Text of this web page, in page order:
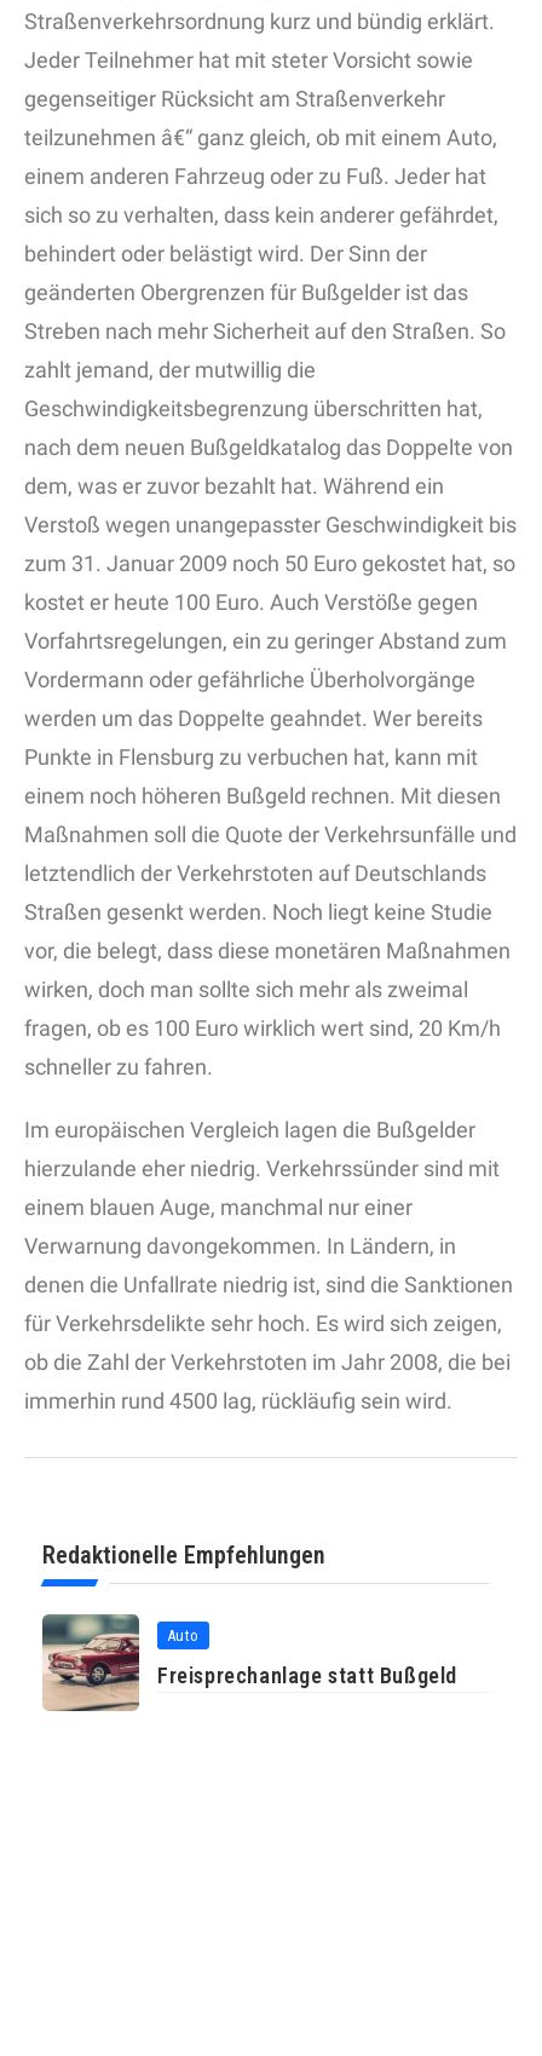
Straßenverkehrsordnung kurz und bündig erklärt.
Jeder Teilnehmer hat mit steter Vorsicht sowie
gegenseitiger Rücksicht am Straßenverkehr
teilzunehmen â€“ ganz gleich, ob mit einem Auto,
einem anderen Fahrzeug oder zu Fuß. Jeder hat
sich so zu verhalten, dass kein anderer gefährdet,
behindert oder belästigt wird. Der Sinn der
geänderten Obergrenzen für Bußgelder ist das
Streben nach mehr Sicherheit auf den Straßen. So
zahlt jemand, der mutwillig die
Geschwindigkeitsbegrenzung überschritten hat,
nach dem neuen Bußgeldkatalog das Doppelte von
dem, was er zuvor bezahlt hat. Während ein
Verstoß wegen unangepasster Geschwindigkeit bis
zum 31. Januar 2009 noch 50 Euro gekostet hat, so
kostet er heute 100 Euro. Auch Verstöße gegen
Vorfahrtsregelungen, ein zu geringer Abstand zum
Vordermann oder gefährliche Überholvorgänge
werden um das Doppelte geahndet. Wer bereits
Punkte in Flensburg zu verbuchen hat, kann mit
einem noch höheren Bußgeld rechnen. Mit diesen
Maßnahmen soll die Quote der Verkehrsunfälle und
letztendlich der Verkehrstoten auf Deutschlands
Straßen gesenkt werden. Noch liegt keine Studie
vor, die belegt, dass diese monetären Maßnahmen
wirken, doch man sollte sich mehr als zweimal
fragen, ob es 100 Euro wirklich wert sind, 20 Km/h
schneller zu fahren.
Im europäischen Vergleich lagen die Bußgelder
hierzulande eher niedrig. Verkehrssünder sind mit
einem blauen Auge, manchmal nur einer
Verwarnung davongekommen. In Ländern, in
denen die Unfallrate niedrig ist, sind die Sanktionen
für Verkehrsdelikte sehr hoch. Es wird sich zeigen,
ob die Zahl der Verkehrstoten im Jahr 2008, die bei
immerhin rund 4500 lag, rückläufig sein wird.
Redaktionelle Empfehlungen
Auto
Freisprechanlage statt Bußgeld